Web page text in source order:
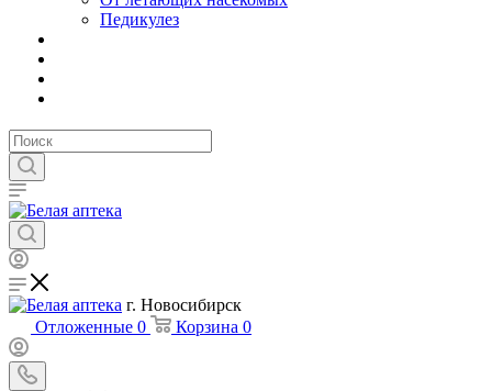
Педикулез
г. Новосибирск
Отложенные 0 Корзина 0